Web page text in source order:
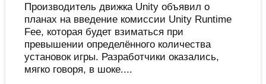
Производитель движка Unity объявил о
планах на введение комиссии Unity Runtime
Fee, которая будет взиматься при
превышении определённого количества
установок игры. Разработчики оказались,
мягко говоря, в шоке....